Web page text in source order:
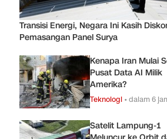
Transisi Energi, Negara Ini Kasih
Pemasangan Panel Surya
Kenapa Iran Mulai
Pusat Data AI Milik
Amerika?
Teknologi •dalam 6
Satelit Lampung-1